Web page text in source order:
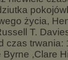
życia,
T.
czas trwania:
Byrne ,Clare